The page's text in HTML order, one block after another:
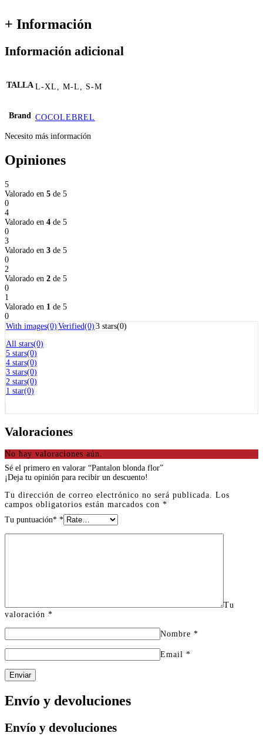
+ Información
Información adicional
TALLA L-XL, M-L, S-M
Brand COCOLEBREL
Necesito más información
Opiniones
5
Valorado en 5 de 5
0
4
Valorado en 4 de 5
0
3
Valorado en 3 de 5
0
2
Valorado en 2 de 5
0
1
Valorado en 1 de 5
0
With images(0) Verified(0) 3 stars(0)
All stars(0)
5 stars(0)
4 stars(0)
3 stars(0)
2 stars(0)
1 star(0)
Valoraciones
No hay valoraciones aún.
Sé el primero en valorar “Pantalon blonda flor”
¡Deja tu opinión para recibir un descuento!
Tu dirección de correo electrónico no será publicada. Los
campos obligatorios están marcados con *
Tu puntuación* *
Tu
valoración *
Nombre *
Email *
Enviar
Envío y devoluciones
Envío y devoluciones